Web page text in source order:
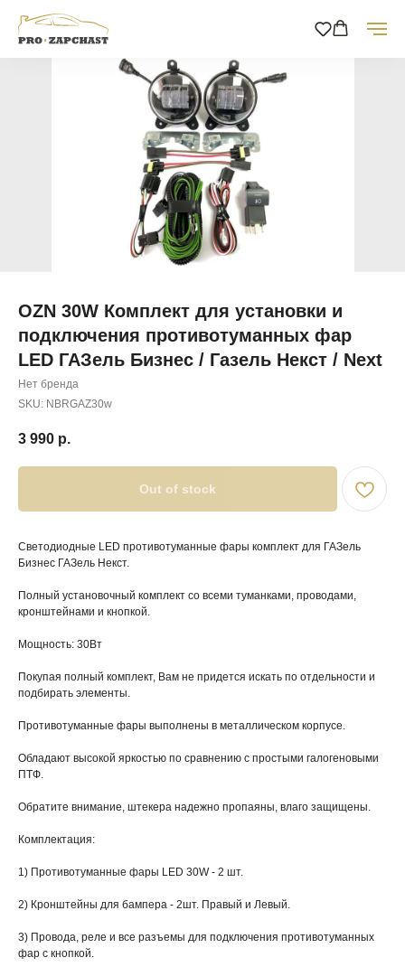
OZN 30W Комплект для установки и
подключения противотуманных фар
LED ГАЗель Бизнес / Газель Некст / Next
Нет бренда
SKU: NBRGAZ30w
3 990 р.
Out of stock
Светодиодные LED противотуманные фары комплект для ГАЗель
Бизнес ГАЗель Некст.
Полный установочный комплект со всеми туманками, проводами,
кронштейнами и кнопкой.
Мощность: 30Вт
Покупая полный комплект, Вам не придется искать по отдельности и
подбирать элементы.
Противотуманные фары выполнены в металлическом корпусе.
Обладают высокой яркостью по сравнению с простыми галогеновыми
ПТФ.
Обратите внимание, штекера надежно пропаяны, влаго защищены.
Комплектация:
1) Противотуманные фары LED 30W - 2 шт.
2) Кронштейны для бампера - 2шт. Правый и Левый.
3) Провода, реле и все разъемы для подключения противотуманных
фар с кнопкой.